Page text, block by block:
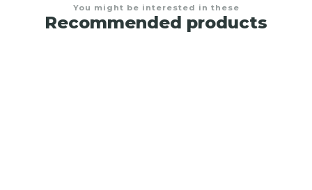
You might be interested in these
Recommended products